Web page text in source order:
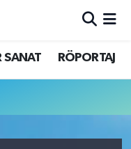
SANAT RÖPORTAJ